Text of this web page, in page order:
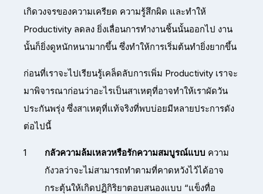
เกิดวงจรของความเครียด ความรู้สึกผิด และทำให้
Productivity ลดลง ยิ่งเลื่อนการทำงานชิ้นนั้นออกไป งาน
นั้นก็ยิ่งดูหนักหนามากขึ้น ซึ่งทำให้การเริ่มต้นทำยิ่งยากขึ้น
ก่อนที่เราจะไปเรียนรู้เคล็ดลับการเพิ่ม Productivity เราจะ
มาพิจารณาก่อนว่าอะไรเป็นสาเหตุที่อาจทำให้เราผัดวัน
ประกันพรุ่ง ซึ่งสาเหตุที่แท้จริงที่พบบ่อยมีหลายประการดัง
ต่อไปนี้
กลัวความล้มเหลวหรือรักความสมบูรณ์แบบ ความ
กังวลว่าจะไม่สามารถทำตามที่คาดหวังไว้ได้อาจ
กระตุ้นให้เกิดปฏิกิริยาตอบสนองแบบ “แข็งทื่อ